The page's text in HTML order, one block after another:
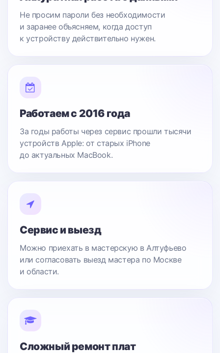
Не просим пароли без необходимости
и заранее объясняем, когда доступ
к устройству действительно нужен.
Работаем с 2016 года
За годы работы через сервис прошли тысячи
устройств Apple: от старых iPhone
до актуальных MacBook.
Сервис и выезд
Можно приехать в мастерскую в Алтуфьево
или согласовать выезд мастера по Москве
и области.
Сложный ремонт плат